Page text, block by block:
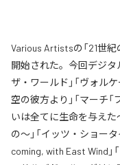
Various Artistsの「21世紀
開始された。今回デジタ
ザ・ワールド」「ヴォル
空の彼方より」「マーチ「
いは全てに生命を与えた
の～」「イッツ・ショータ
coming, with East Wind」「